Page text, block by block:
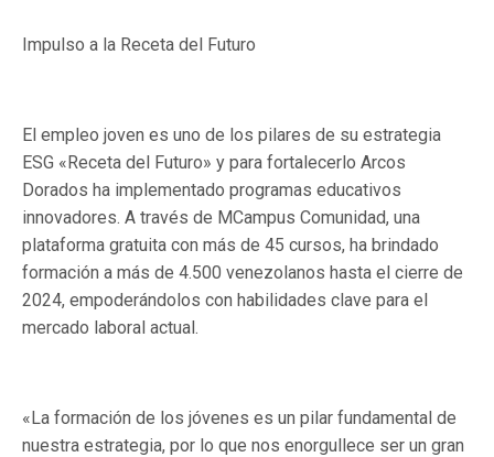
Impulso a la Receta del Futuro
El empleo joven es uno de los pilares de su estrategia
ESG «Receta del Futuro» y para fortalecerlo Arcos
Dorados ha implementado programas educativos
innovadores. A través de MCampus Comunidad, una
plataforma gratuita con más de 45 cursos, ha brindado
formación a más de 4.500 venezolanos hasta el cierre de
2024, empoderándolos con habilidades clave para el
mercado laboral actual.
«La formación de los jóvenes es un pilar fundamental de
nuestra estrategia, por lo que nos enorgullece ser un gran